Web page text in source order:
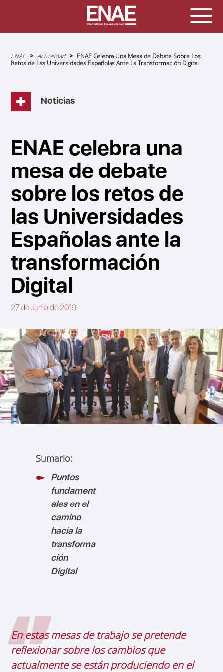
Sobrescribir
enlaces
de
navegación
ENAE Actualidad
ENAE Celebra Una Mesa de Debate Sobre Los
Retos de Las Universidades Españolas Ante La Transformación Digital
Noticias
ENAE celebra una
mesa de debate
sobre los retos de
las Universidades
Españolas ante la
transformación
Digital
27 de Junio de 2019
Sumario:
Puntos
fundament
ales en el
camino
hacia la
transforma
ción
Digital
En estas mesas de trabajo se pretende
reflexionar sobre los cambios que
actualmente se están produciendo en el